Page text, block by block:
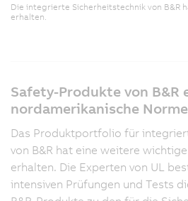
Die integrierte Sicherheitstechnik von B&R
erhalten.
Safety-Produkte von B&R
nordamerikanische
Das Produktportfolio für
von B&R hat eine weitere
erhalten. Die Experten von UL
intensiven Prüfungen und Tests